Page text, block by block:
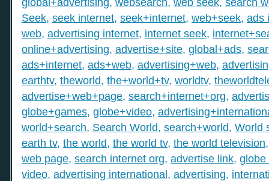
Seek, seek internet, seek+internet, web+seek, ads
web, advertising internet, internet seek,
online+advertising, advertise+site, global+ads,
ads+internet, ads+web, advertising+web,
earthtv, theworld, the+world+tv, worldtv,
advertise+web+page, search+internet+org,
globe+games, globe+video,
world+search, Search World, search+world, World
earth tv, the world, the world tv, the world television
web page, search internet org, advertise link, globe
video, advertising international, advertising,